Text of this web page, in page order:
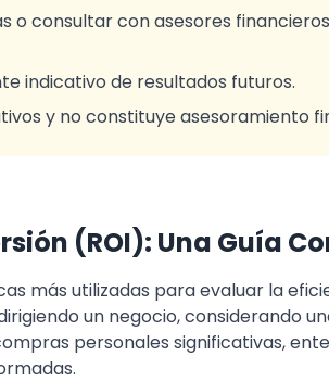
o consultar con asesores
indicativo de resultados futuros.
y no constituye asesoramiento
(ROI): Una Guía
más utilizadas para evaluar la
un negocio, considerando
personales significativas,